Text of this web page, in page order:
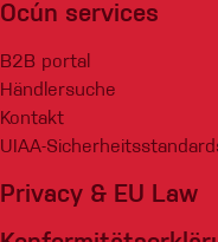
Ocún services
B2B portal
Händlersuche
Kontakt
UIAA-
Privacy & EU Law